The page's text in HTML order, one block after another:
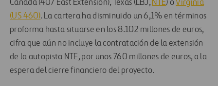
Canadá (407 East Extension), Texas (LBJ,NTE) oVirginia
(US 460). La cartera ha disminuido un 6,1% en términos
proforma hasta situarse en los 8.102 millones de euros,
cifra que aún no incluye la contratación de la extensión
de la autopista NTE, por unos 760 millones de euros, a la
espera del cierre financiero del proyecto.